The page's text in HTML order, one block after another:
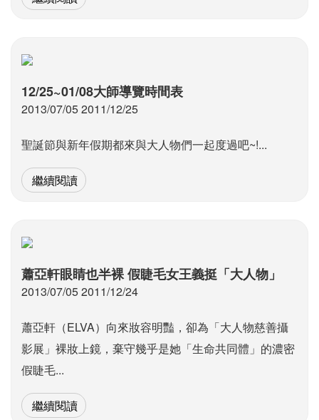
12/25~01/08大師導覽時間表
2013/07/05 2011/12/25
聖誕節與新年假期都來與大人物們一起度過吧~!...
繼續閱讀
蕭亞軒眼睛也半裸 假睫毛女王義挺「大人物」
2013/07/05 2011/12/24
蕭亞軒（ELVA）向來妝容明豔，卻為「大人物慈善攝
影展」裸妝上鏡，棄守幾乎是她「生命共同體」的濃密
假睫毛...
繼續閱讀